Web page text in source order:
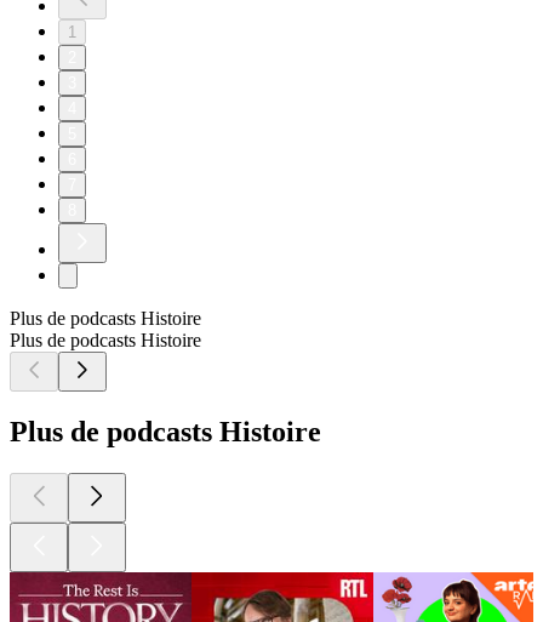
1
Plus de podcasts Histoire
Plus de podcasts Histoire
Plus de podcasts Histoire